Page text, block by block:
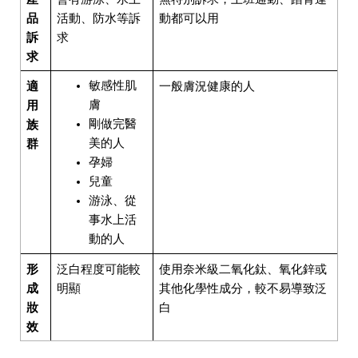
品
訴
求
活動、防水等訴
求
動都可以用
適
用
族
群
敏感性肌
膚
剛做完醫
美的人
孕婦
兒童
游泳、從
事水上活
動的人
一般膚況健康的人
形
成
妝
效
泛白程度可能較
明顯
使用奈米級二氧化鈦、氧化鋅或
其他化學性成分，較不易導致泛
白